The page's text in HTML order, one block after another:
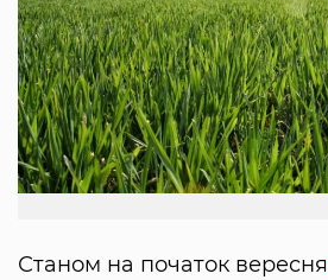
Станом на початок вересня